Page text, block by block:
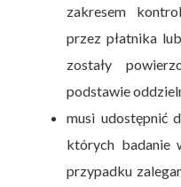
zakresem
przez płatnika
zostały
podstawie
musi udostępnić
których badanie
przypadku